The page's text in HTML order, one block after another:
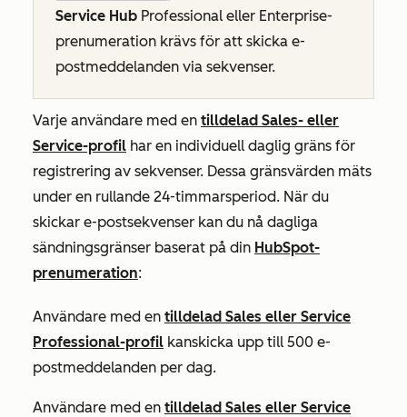
Service Hub Professional eller Enterprise-
prenumeration krävs för att skicka e-
postmeddelanden via sekvenser.
Varje användare med en tilldelad Sales- eller
Service-profil har en individuell daglig gräns för
registrering av sekvenser. Dessa gränsvärden mäts
under en rullande 24-timmarsperiod. När du
skickar e-postsekvenser kan du nå dagliga
sändningsgränser baserat på din HubSpot-
prenumeration:
Användare med en tilldelad Sales eller Service
Professional-profil kanskicka upp till 500 e-
postmeddelanden per dag.
Användare med en tilldelad Sales eller Service